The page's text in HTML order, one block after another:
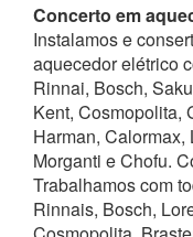
Concerto em
Instalamos e
aquecedor elétrico
Rinnai, Bosch,
Kent, Cosmopolita,
Harman, Calormax,
Morganti e Chofu.
Trabalhamos com
Rinnais, Bosch,